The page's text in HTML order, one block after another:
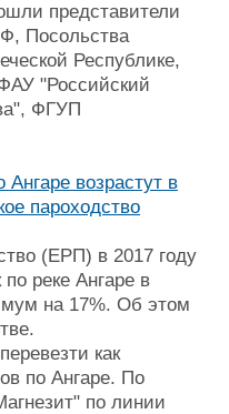
представители
Посольства
Республике,
"Российский
ФГУП
возрастут в
пароходство
(ЕРП) в 2017 году
реке Ангаре в
на 17%. Об этом
как
по Ангаре. По
по линии